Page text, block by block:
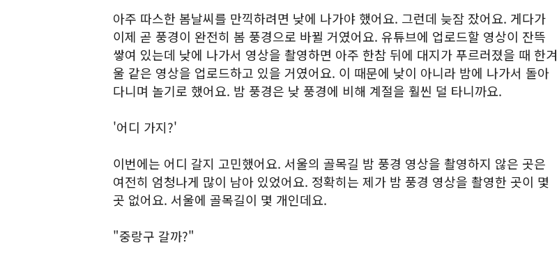
아주 따스한 봄날씨를 만끽하려면 낮에 나가야 했어요. 그런데 늦잠 잤어요. 게다가
이제 곧 풍경이 완전히 봄 풍경으로 바뀔 거였어요. 유튜브에 업로드할 영상이 잔뜩
쌓여 있는데 낮에 나가서 영상을 촬영하면 아주 한참 뒤에 대지가 푸르러졌을 때 한겨
울 같은 영상을 업로드하고 있을 거였어요. 이 때문에 낮이 아니라 밤에 나가서 돌아
다니며 놀기로 했어요. 밤 풍경은 낮 풍경에 비해 계절을 훨씬 덜 타니까요.
'어디 가지?'
이번에는 어디 갈지 고민했어요. 서울의 골목길 밤 풍경 영상을 촬영하지 않은 곳은
여전히 엄청나게 많이 남아 있었어요. 정확히는 제가 밤 풍경 영상을 촬영한 곳이 몇
곳 없어요. 서울에 골목길이 몇 개인데요.
"중랑구 갈까?"